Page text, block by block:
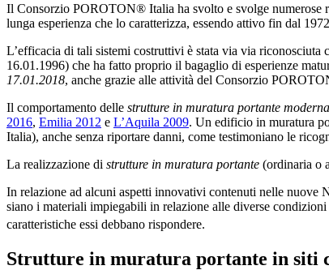
Il Consorzio POROTON® Italia ha svolto e svolge numerose
lunga esperienza che lo caratterizza, essendo attivo fin dal
L’efficacia di tali sistemi costruttivi è stata via via riconosciuta
16.01.1996) che ha fatto proprio il bagaglio di esperienze
17.01.2018, anche grazie alle attività del Consorzio
Il comportamento delle strutture in muratura portante moderna
2016, Emilia 2012 e L’Aquila 2009. Un edificio in muratura
Italia), anche senza riportare danni, come testimoniano le
La realizzazione di strutture in muratura portante (ordinaria o
In relazione ad alcuni aspetti innovativi contenuti nelle nuove
siano i materiali impiegabili in relazione alle diverse
caratteristiche essi debbano rispondere.
Strutture in muratura portante in siti